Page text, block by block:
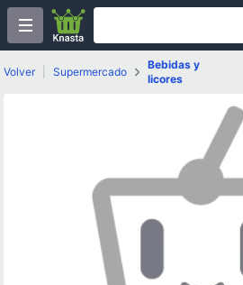
Volver Supermercado
Bebidas y
licores